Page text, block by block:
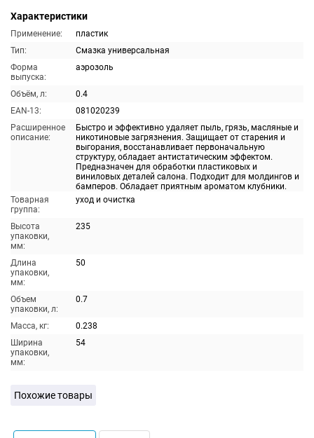
Характеристики
Применение:
пластик
Тип:
Смазка универсальная
Форма
выпуска:
аэрозоль
Объём, л:
0.4
EAN-13:
081020239
Расширенное
описание:
Быстро и эффективно удаляет пыль, грязь, масляные и
никотиновые загрязнения. Защищает от старения и
выгорания, восстанавливает первоначальную
структуру, обладает антистатическим эффектом.
Предназначен для обработки пластиковых и
виниловых деталей салона. Подходит для молдингов и
бамперов. Обладает приятным ароматом клубники.
Товарная
группа:
уход и очистка
Высота
упаковки,
мм:
235
Длина
упаковки,
мм:
50
Объем
упаковки, л:
0.7
Масса, кг:
0.238
Ширина
упаковки,
мм:
54
Похожие товары